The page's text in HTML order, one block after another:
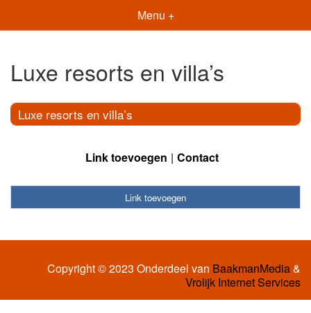
Menu +
Luxe resorts en villa’s
Luxe resorts en villa’s
Link toevoegen Contact
Link toevoegen
Copyright © 2023 Onderdeel van BaakmanMedia&
Vrolijk Internet Services